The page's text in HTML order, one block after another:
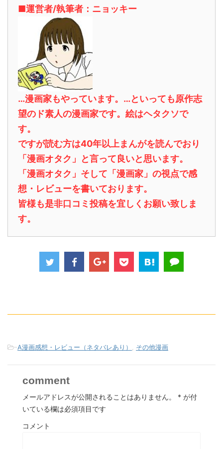
■運営者/執筆者：ニョッキー
…漫画家もやっています。…といっても原作志
望のド素人の漫画家です。絵はヘタクソで
す。
ですが読む方は40年以上まんがを読んでおり
「漫画オタク」と言って良いと思います。
「漫画オタク」そして「漫画家」の視点で感
想・レビューを書いております。
皆様も是非口コミ投稿を宜しくお願い致しま
す。
-A漫画感想・レビュー（ネタバレあり） , その他漫画
comment
メールアドレスが公開されることはありません。 * が付
いている欄は必須項目です
コメント